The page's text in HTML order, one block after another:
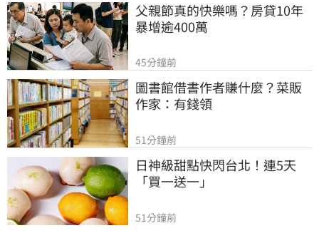
父親節真的快樂嗎？房貸10年
暴增逾400萬
45分鐘前
圖書館借書作者賺什麼？菜販
作家：有錢領
51分鐘前
日神級甜點快閃台北！連5天
「買一送一」
51分鐘前